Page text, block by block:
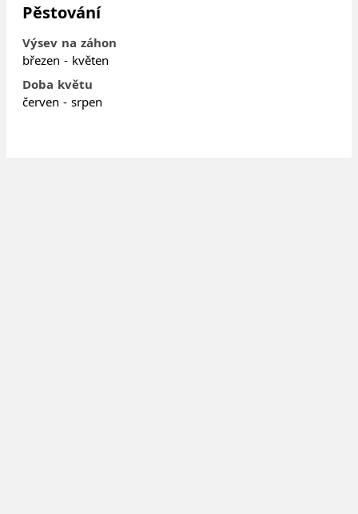
Pěstování
Výsev na záhon
březen - květen
Doba květu
červen - srpen